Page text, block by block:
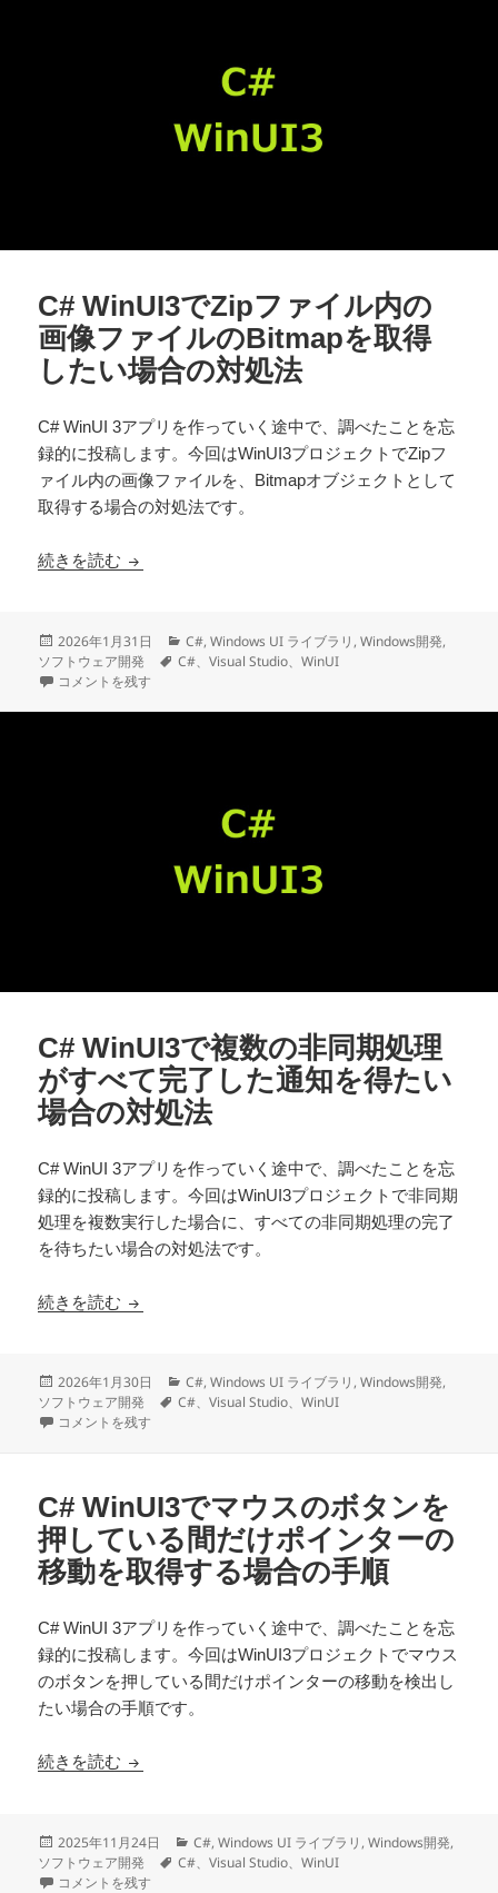
C# WinUI3でZipファイル内の
画像ファイルのBitmapを取得
したい場合の対処法
C# WinUI 3アプリを作っていく途中で、調べたことを忘
録的に投稿します。今回はWinUI3プロジェクトでZipフ
ァイル内の画像ファイルを、Bitmapオブジェクトとして
取得する場合の対処法です。
続きを読む C# WinUI3でZipファイル内の画像ファイルの
投
稿
日:
2026年1月31日
カ
テ
C#,Windows UI ライブラリ ,Windows開発,
ソフトウェア開発
タ
C#、Visual Studio、WinUI
C# WinUI3でZipファイル内の画像ファイルのBitmapを取得したい場合の
コメントを残す
C# WinUI3で複数の非同期処理
がすべて完了した通知を得たい
場合の対処法
C# WinUI 3アプリを作っていく途中で、調べたことを忘
録的に投稿します。今回はWinUI3プロジェクトで非同期
処理を複数実行した場合に、すべての非同期処理の完了
を待ちたい場合の対処法です。
続きを読む C# WinUI3で複数の非同期処理がすべて完了した
投
稿
日:
2026年1月30日
カ
テ
C#,Windows UI ライブラリ ,Windows開発,
ソフトウェア開発
タ
C#、Visual Studio、WinUI
C# WinUI3で複数の非同期処理がすべて完了した通知を得たい場合の対
コメントを残す
C# WinUI3でマウスのボタンを
押している間だけポインターの
移動を取得する場合の手順
C# WinUI 3アプリを作っていく途中で、調べたことを忘
録的に投稿します。今回はWinUI3プロジェクトでマウス
のボタンを押している間だけポインターの移動を検出し
たい場合の手順です。
続きを読む C# WinUI3でマウスのボタンを押している間だ
投
稿
日:
2025年11月24日
カ
テ
C#,Windows UI ライブラリ ,Windows開発,
ソフトウェア開発
タ
C#、Visual Studio、WinUI
C# WinUI3でマウスのボタンを押している間だけポインターの移動を取
コメントを残す